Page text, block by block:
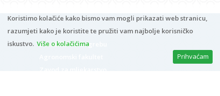
Koristimo kolačiće kako bismo vam mogli prikazati web stranicu,
razumjeti kako je koristite te pružiti vam najbolje korisničko
iskustvo. Više o kolačićima
Prihvaćam
Sveučilište u Zagrebu